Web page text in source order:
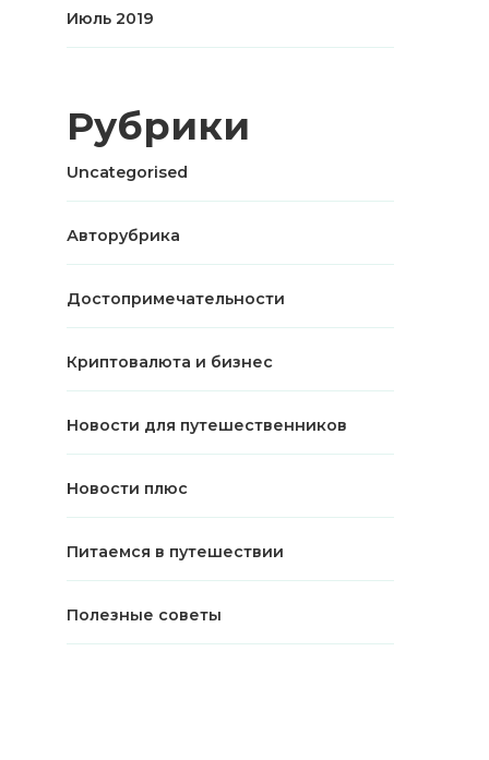
Июль 2019
Рубрики
Uncategorised
Авторубрика
Достопримечательности
Криптовалюта и бизнес
Новости для путешественников
Новости плюс
Питаемся в путешествии
Полезные советы